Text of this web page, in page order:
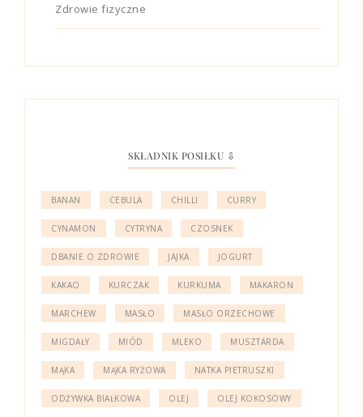
Zdrowie fizyczne
SKŁADNIK POSIŁKU ⇩
BANAN CEBULA CHILLI CURRY
CYNAMON CYTRYNA CZOSNEK
DBANIE O ZDROWIE JAJKA JOGURT
KAKAO KURCZAK KURKUMA MAKARON
MARCHEW MASŁO MASŁO ORZECHOWE
MIGDAŁY MIÓD MLEKO MUSZTARDA
MĄKA MĄKA RYŻOWA NATKA PIETRUSZKI
ODŻYWKA BIAŁKOWA OLEJ OLEJ KOKOSOWY